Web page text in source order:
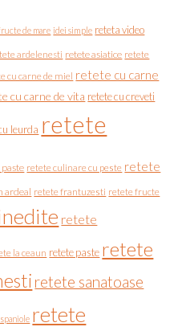
de mare idei simple reteta video
ardelenesti retete asiatice retete
cu carne de miel retete cu carne
cu carne de vita retete cu creveti
leurda retete
retete culinare cu peste retete
ardeal retete frantuzesti retete fructe
retete
la ceaun retete paste retete
retete sanatoase
retete